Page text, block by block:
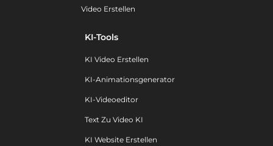
Video Erstellen
KI-Tools
KI Video Erstellen
KI-Animationsgenerator
KI-Videoeditor
Text Zu Video KI
KI Website Erstellen